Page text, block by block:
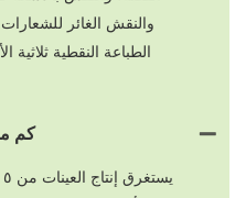
والنقش الغائر
الطباعة النقطية ثلاثية
كم